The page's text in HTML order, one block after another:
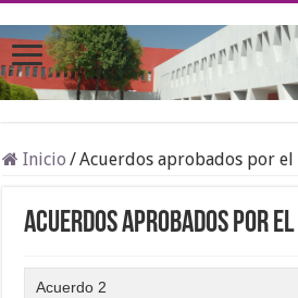
Inicio /Acuerdos aprobados por el
Acuerdos aprobados por el
Acuerdo 2